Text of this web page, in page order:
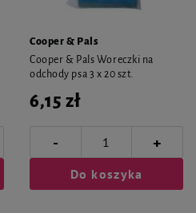
Cooper & Pals
Cooper & Pals Woreczki na
odchody psa 3 x 20 szt.
6,15 zł
- +
Do koszyka